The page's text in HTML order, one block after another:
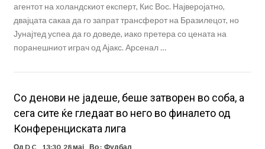
агентот на холандскиот експерт, Кис Вос. Најверојатно,
двајцата сакаа да го запрат трансферот на Бразилецот, но
Јунајтед успеа да го доведе, иако претера со цената на
поранешниот играч од Ајакс. Арсенал …
Со денови не јадеше, беше затворен во соба, а
сега сите ќе гледаат во него во финалето од
Конференциската лига
Од D C 13:30, 28 мај Во : Фудбал